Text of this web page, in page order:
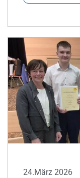
24.März 2026